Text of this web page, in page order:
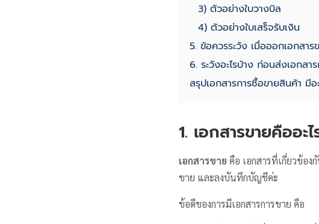
3) ตัวอย่างใบวางบิล
4) ตัวอย่างใบเสร็จรับเงิน
5. ข้อควรระวัง เมื่อออกเอกสาร
6. ระวังอะไรบ้าง ก่อนส่งเอกสา
สรุปเอกสารการซื้อขายสินค้า มีอ
1. เอกสารขายคืออ
เอกสารขาย คือ เอกสารที่เกี่ยวข้อ
ขาย และลงบันทึกบัญชีค่ะ
ข้อดีของการมีเอกสารการขาย คือ